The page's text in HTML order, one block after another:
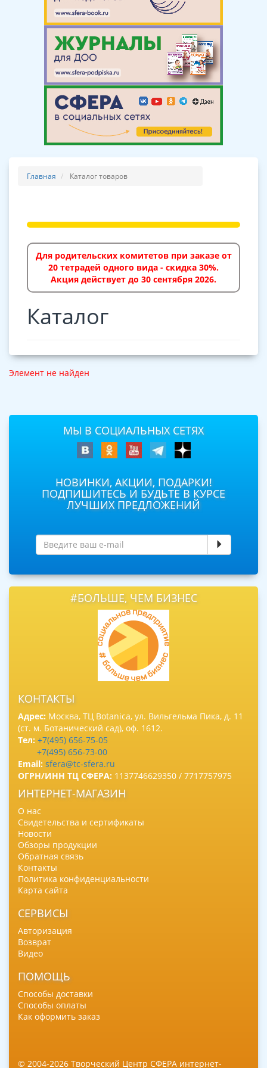
Главная Каталог товаров
Для родительских комитетов при заказе от
20 тетрадей одного вида - скидка 30%.
Акция действует до 30 сентября 2026.
Каталог
Элемент не найден
МЫ В СОЦИАЛЬНЫХ СЕТЯХ
НОВИНКИ, АКЦИИ, ПОДАРКИ!
ПОДПИШИТЕСЬ И БУДЬТЕ В КУРСЕ
ЛУЧШИХ ПРЕДЛОЖЕНИЙ
#БОЛЬШЕ, ЧЕМ БИЗНЕС
КОНТАКТЫ
Адрес: Москва, ТЦ Botanica, ул. Вильгельма Пика, д. 11
(ст. м. Ботанический сад), оф. 1612.
Тел: +7(495) 656-75-05
+7(495) 656-73-00
Email: sfera@tc-sfera.ru
ОГРН/ИНН ТЦ СФЕРА: 1137746629350 / 7717757975
ИНТЕРНЕТ-МАГАЗИН
О нас
Свидетельства и сертификаты
Новости
Обзоры продукции
Обратная связь
Контакты
Политика конфиденциальности
Карта сайта
СЕРВИСЫ
Авторизация
Возврат
Видео
ПОМОЩЬ
Способы доставки
Способы оплаты
Как оформить заказ
© 2004-2026 Творческий Центр СФЕРА интернет-